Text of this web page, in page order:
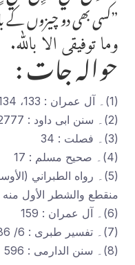
”کسی بھی دو چیزوں کے
وما توفیقی الا باللہ.
حوالہ جات :
(1)۔ آل عمران : 133، 134
(2)۔ سنن ابی داود : 2777، سنن الترمذی : 2021 وسندہ حسن.
(3)۔ فصلت : 34
(4)۔ صحیح مسلم : 17
منقطع والشطر الأول منه رواه ابن أبي
(6)۔ آل عمران : 159
(7)۔ تفسیر طبری : 6/ 186 وسندہ صحیح.
(8)۔ سنن الدارمی : 596 ورجالہ ثقات.